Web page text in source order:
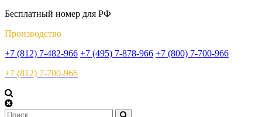
Бесплатный номер для РФ
Производство
+7 (812) 7-482-966 +7 (495) 7-878-966 +7 (800) 7-700-966
+7 (812) 7-700-966